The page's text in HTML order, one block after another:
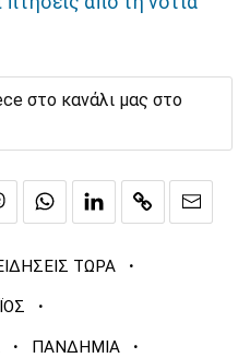
στο κανάλι μας στο
ΤΩΡΑ ·
·
· ΠΑΝΔΗΜΙΑ ·